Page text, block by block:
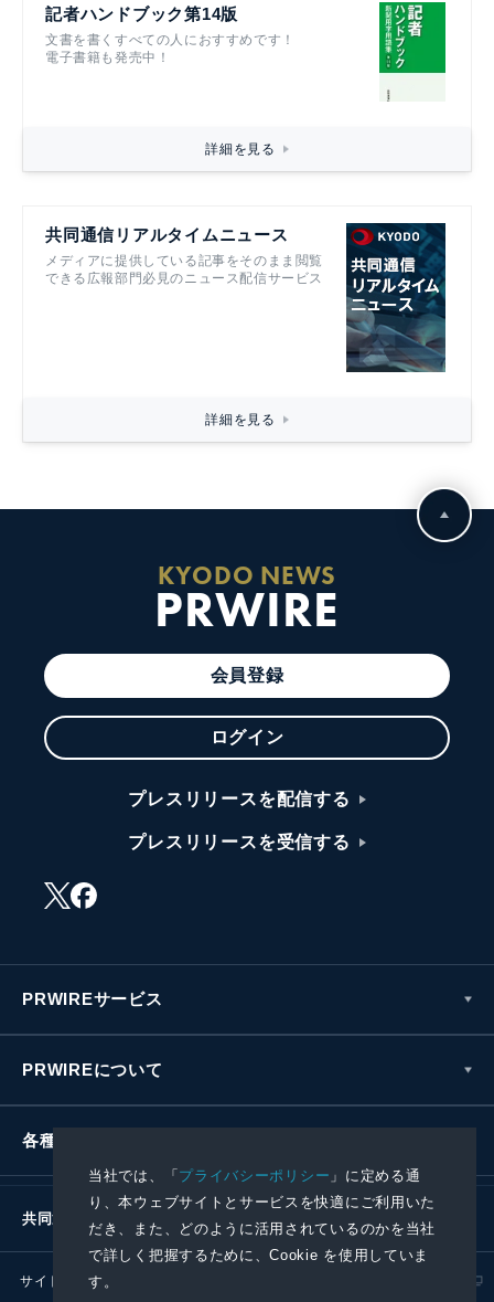
当社では、「プライバシーポリシー 」に定める通
り、本ウェブサイトとサービスを快適にご利用いた
だき、また、どのように活用されているのかを当社
で詳しく把握するために、Cookie を使用していま
す。
記者ハンドブック第14版
文書を書くすべての人におすすめです！
電子書籍も発売中！
詳細を見る
共同通信リアルタイムニュース
メディアに提供している記事をそのまま閲覧
できる広報部門必見のニュース配信サービス
詳細を見る
KYODO NEWS
PRWIRE
会員登録
ログイン
プレスリリースを配信する
プレスリリースを受信する
PRWIREサービス
PRWIREについて
各種お問い合わせ
共同通信社グループ
サイトポリシー